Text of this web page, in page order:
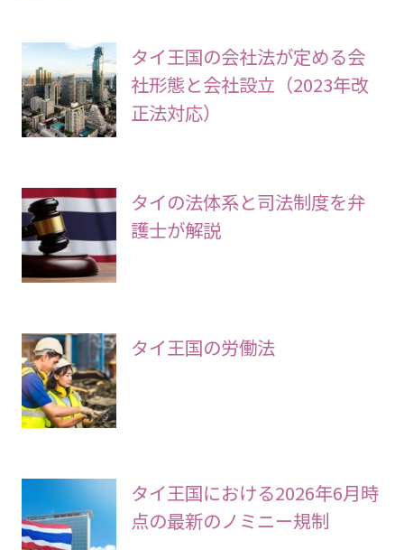
タイ王国の会社法が定める会
社形態と会社設立（2023年改
正法対応）
タイの法体系と司法制度を弁
護士が解説
タイ王国の労働法
タイ王国における2026年6月時
点の最新のノミニー規制